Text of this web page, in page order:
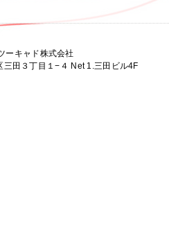
ーキャド株式会社
三田３丁目１−４ Net 1.三田ビル4F